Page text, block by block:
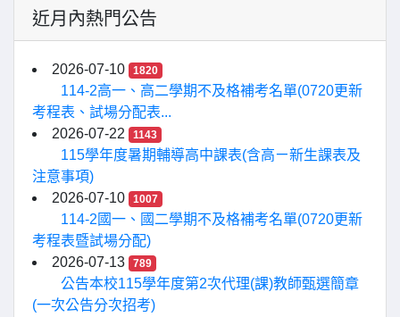
近月內熱門公告
2026-07-10 1820
114-2高一、高二學期不及格補考名單(0720更新
考程表、試場分配表...
2026-07-22
1143
115學年度暑期輔導高中課表(含高ㄧ新生課表及
注意事項)
2026-07-10
1007
114-2國一、國二學期不及格補考名單(0720更新
考程表暨試場分配)
2026-07-13
789
公告本校115學年度第2次代理(課)教師甄選簡章
(一次公告分次招考)